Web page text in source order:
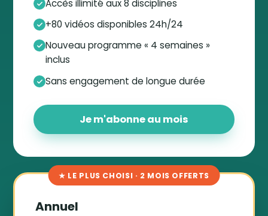
Accès illimité aux 8 disciplines
+80 vidéos disponibles 24h/24
Nouveau programme « 4 semaines »
inclus
Sans engagement de longue durée
Je m'abonne au mois
★ LE PLUS CHOISI · 2 MOIS OFFERTS
Annuel